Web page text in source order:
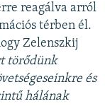
reagálva arról
térben él.
Zelenszkij
törődünk
és
hálának